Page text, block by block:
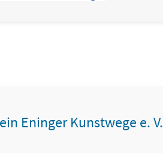
Eninger Kunstwege e. V.